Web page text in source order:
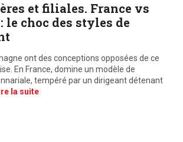
et filiales. France vs
le choc des styles de
ont des conceptions opposées de ce
En France, domine un modèle de
tempéré par un dirigeant détenant
la suite